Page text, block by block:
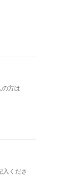
の方は
入くださ